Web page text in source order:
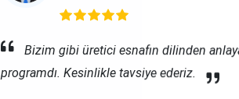
Bizim gibi üretici esnafın dilinden
programdı. Kesinlikle tavsiye ederiz.